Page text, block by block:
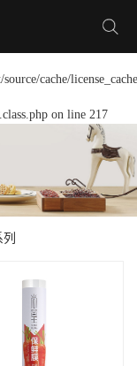
cache/
on line 217